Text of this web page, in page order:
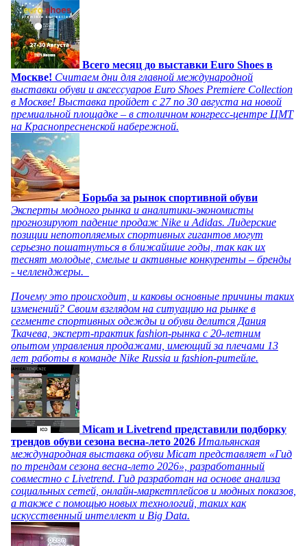
Всего месяц до выставки Euro Shoes в
Москве! Считаем дни для главной международной
выставки обуви и аксессуаров Euro Shoes Premiere Collection
в Москве! Выставка пройдет с 27 по 30 августа на новой
премиальной площадке – в столичном конгресс-центре ЦМТ
на Краснопресненской набережной.
Борьба за рынок спортивной обуви
Эксперты модного рынка и аналитики-экономисты
прогнозируют падение продаж Nike и Adidas. Лидерские
позиции непотопляемых спортивных гигантов могут
серьезно пошатнуться в ближайшие годы, так как их
теснят молодые, смелые и активные конкуренты – бренды
- челленджеры.
Почему это происходит, и каковы основные причины таких
изменений? Своим взглядом на ситуацию на рынке в
сегменте спортивных одежды и обуви делится Дания
Ткачева, эксперт-практик fashion-рынка с 20-летним
опытом управления продажами, имеющий за плечами 13
лет работы в команде Nike Russia и fashion-ритейле.
Micam и Livetrend представили подборку
трендов обуви сезона весна-лето 2026 Итальянская
международная выставка обуви Micam представляет «Гид
по трендам сезона весна-лето 2026», разработанный
совместно с Livetrend. Гид разработан на основе анализа
социальных сетей, онлайн-маркетплейсов и модных показов,
а также с помощью новых технологий, таких как
искусственный интеллект и Big Data.